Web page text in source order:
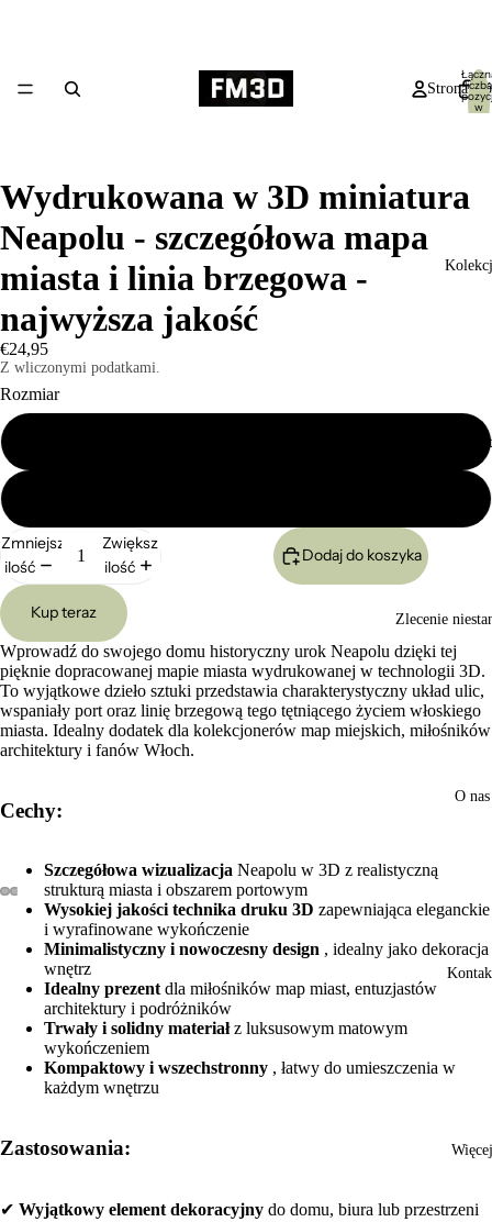
Strona
Zlecenie
O nas
Więcej
liczba
w
Otwórz
obraz
w trybie
pełnoekranowym
Otwórz
obraz
w trybie
pełnoekranowym
Otwórz
obraz
w trybie
pełnoekranowym
Otwórz
obraz
w trybie
pełnoekranowym
Wydrukowana w 3D miniatura
Neapolu - szczegółowa mapa
miasta i linia brzegowa -
najwyższa jakość
€24,95
Z wliczonymi podatkami.
Rozmiar
Zmniejsz
ilość
Zwiększ
ilość
Dodaj do koszyka
Kup teraz
Wprowadź do swojego domu historyczny urok Neapolu dzięki tej
pięknie dopracowanej mapie miasta wydrukowanej w technologii 3D.
To wyjątkowe dzieło sztuki przedstawia charakterystyczny układ ulic,
wspaniały port oraz linię brzegową tego tętniącego życiem włoskiego
miasta. Idealny dodatek dla kolekcjonerów map miejskich, miłośników
architektury i fanów Włoch.
Cechy:
Szczegółowa wizualizacja Neapolu w 3D z realistyczną
strukturą miasta i obszarem portowym
Wysokiej jakości technika druku 3D zapewniająca eleganckie
i wyrafinowane wykończenie
Minimalistyczny i nowoczesny design , idealny jako dekoracja
wnętrz
Idealny prezent dla miłośników map miast, entuzjastów
architektury i podróżników
Trwały i solidny materiałz luksusowym matowym
wykończeniem
Kompaktowy i wszechstronny , łatwy do umieszczenia w
każdym wnętrzu
Zastosowania:
✔ Wyjątkowy element dekoracyjny do domu, biura lub przestrzeni